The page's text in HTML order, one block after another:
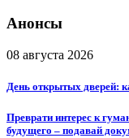
Анонсы
08 августа 2026
День открытых дверей:
Преврати интерес к
будущего – подавай